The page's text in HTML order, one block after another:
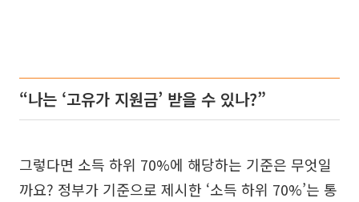
“나는 ‘고유가 지원금’ 받을 수 있나?”
그렇다면 소득 하위 70%에 해당하는 기준은 무엇일
까요? 정부가 기준으로 제시한 ‘소득 하위 70%’는 통